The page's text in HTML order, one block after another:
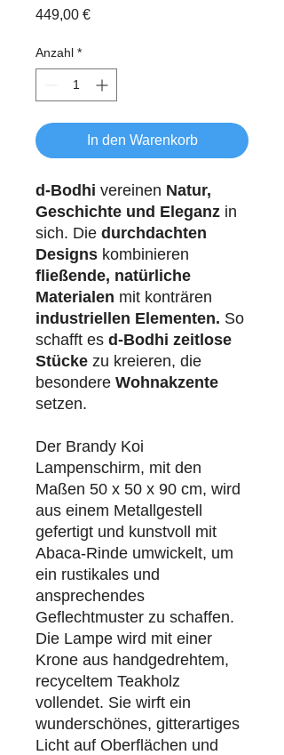
449,00 €Preis
Anzahl *
In den Warenkorb
d-Bodhi vereinen Natur,
Geschichte und Eleganz in
sich. Die durchdachten
Designs kombinieren
fließende, natürliche
Materialen mit konträren
industriellen Elementen. So
schafft es d-Bodhi zeitlose
Stücke zu kreieren, die
besondere Wohnakzente
setzen.
Der Brandy Koi
Lampenschirm, mit den
Maßen 50 x 50 x 90 cm, wird
aus einem Metallgestell
gefertigt und kunstvoll mit
Abaca-Rinde umwickelt, um
ein rustikales und
ansprechendes
Geflechtmuster zu schaffen.
Die Lampe wird mit einer
Krone aus handgedrehtem,
recyceltem Teakholz
vollendet. Sie wirft ein
wunderschönes, gitterartiges
Licht auf Oberflächen und